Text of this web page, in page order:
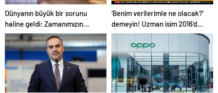
Dünyanın büyük bir sorunu
haline geldi: Zamanımızın
çoğunu tüketiyor!
‘Benim verilerimle ne olacak?’
demeyin! Uzman isim 2016’daki
çarpıcı olayı hatırlattı!